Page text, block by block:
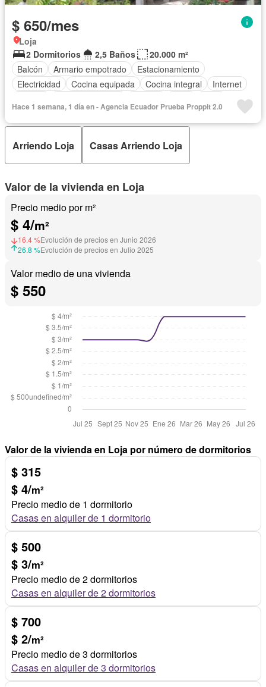
$ 650/mes
Loja
2 Dormitorios
2,5 Baños
20.000 m²
Balcón
Armario empotrado
Estacionamiento
Electricidad
Cocina equipada Cocina integral
Internet
Área para niños
Jardín Parrilla
Garita de guardianía
Biblioteca
Sauna Seguridad
Piscina
Completamente amoblado
Hace 1 semana, 1 día en - Agencia Ecuador Prueba Proppit 2.0
Arriendo Loja Casas Arriendo Loja
Valor de la vivienda en Loja
Precio medio por m²
$ 4/m²
16.4 %Evolución de precios en Junio 2026
26.8 %Evolución de precios en Julio 2025
Valor medio de una vivienda
$ 550
Valor de la vivienda en Loja por número de dormitorios
$ 315
$ 4/m²
Precio medio de 1 dormitorio
Casas en alquiler de 1 dormitorio
$ 500
$ 3/m²
Precio medio de 2 dormitorios
Casas en alquiler de 2 dormitorios
$ 700
$ 2/m²
Precio medio de 3 dormitorios
Casas en alquiler de 3 dormitorios